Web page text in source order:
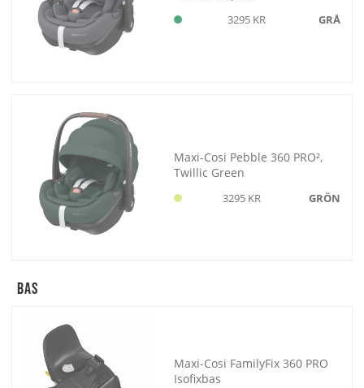
3295 KR GRÅ
Maxi-Cosi Pebble 360 PRO²,
Twillic Green
3295 KR GRÖN
Bas
Maxi-Cosi FamilyFix 360 PRO
Isofixbas